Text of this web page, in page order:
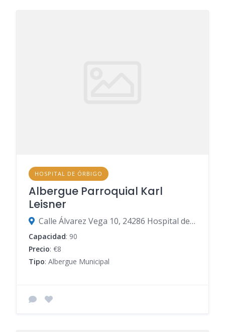
HOSPITAL DE ÓRBIGO
Albergue Parroquial Karl
Leisner
Calle Álvarez Vega 10, 24286 Hospital de Órbigo, León, España
Capacidad: 90
Precio: €8
Tipo: Albergue Municipal